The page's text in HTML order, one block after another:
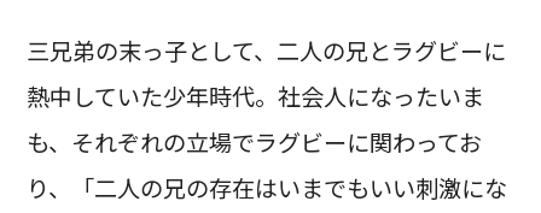
三兄弟の末っ子として、二人の兄とラグビーに
熱中していた少年時代。社会人になったいま
も、それぞれの立場でラグビーに関わってお
り、「二人の兄の存在はいまでもいい刺激にな